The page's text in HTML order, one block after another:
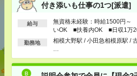
付き添いも仕事の1つ[派遣]
給与
無資格未経験：時給1500円～
いOK ■扶養内OK ■日収1万
以上
勤務地
相模大野駅 / 小田急相模原駅 /
あなたの閲覧履歴からの
おすすめ
【オープニング募集】おばあちゃ